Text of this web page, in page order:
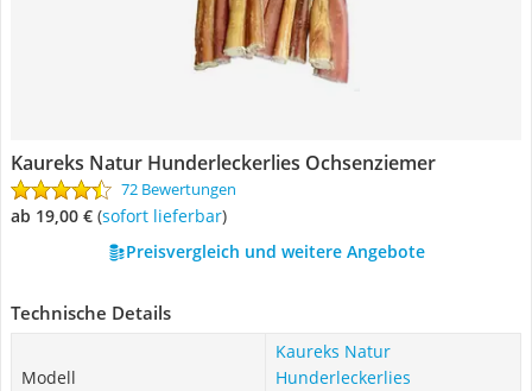
Kaureks Natur Hunderleckerlies Ochsenziemer
72 Bewertungen
ab 19,00 € ( Sofort lieferbar)
Preisvergleich und weitere Angebote
Technische Details
Modell
Kaureks Natur
Hunderleckerlies